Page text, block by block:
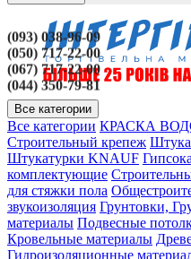
(093) 038-96-09
(050) 717-22-00
(067) 717-22-00
(044) 350-79-81
Все категории
Все категории КРАСКА
Строительный крепеж
Штукатурки KNAUF
комплектующие
для стяжки пола
звукоизоляция Грунтовки,
материалы Подвесные
Кровельные материалы
Гидроизоляционные